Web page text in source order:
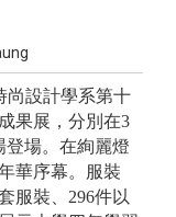
尚設計學系第十
果展，分別在3
登場。在絢麗燈
華序幕。服裝
服裝、296件以